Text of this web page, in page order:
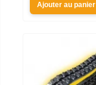
Ajouter au panier